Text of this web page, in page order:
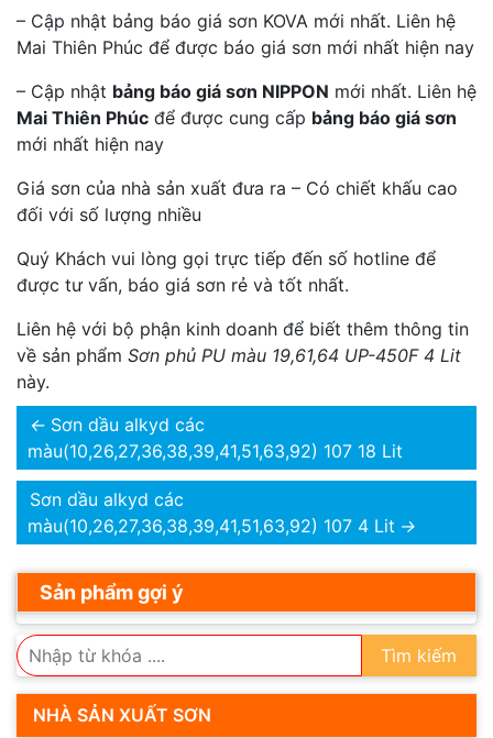
– Cập nhật bảng báo giá sơn KOVA mới nhất. Liên hệ
Mai Thiên Phúc để được báo giá sơn mới nhất hiện nay
– Cập nhật bảng báo giá sơn NIPPON mới nhất. Liên hệ
Mai Thiên Phúc để được cung cấp bảng báo giá sơn
mới nhất hiện nay
Giá sơn của nhà sản xuất đưa ra – Có chiết khấu cao
đối với số lượng nhiều
Quý Khách vui lòng gọi trực tiếp đến số hotline để
được tư vấn, báo giá sơn rẻ và tốt nhất.
Liên hệ với bộ phận kinh doanh để biết thêm thông tin
về sản phẩm Sơn phủ PU màu 19,61,64 UP-450F 4 Lit
này.
← Sơn dầu alkyd các
màu(10,26,27,36,38,39,41,51,63,92) 107 18 Lit
Sơn dầu alkyd các
màu(10,26,27,36,38,39,41,51,63,92) 107 4 Lit →
Sản phẩm gợi ý
Tìm kiếm
NHÀ SẢN XUẤT SƠN